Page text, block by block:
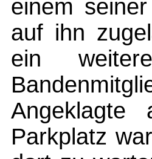
einem
auf ihn
ein
Parkplatz